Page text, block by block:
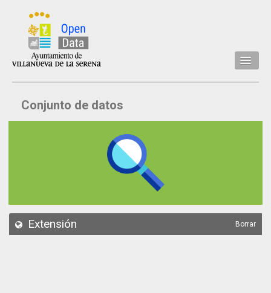
Inicio
Datos
API
Conjunto de datos
Extensión Borrar